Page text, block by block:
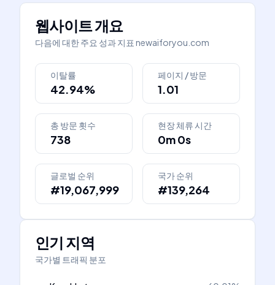
웹사이트 개요
다음에 대한 주요 성과 지표 newaiforyou.com
이탈률
42.94%
페이지 / 방문
1.01
총 방문 횟수
738
현장 체류 시간
0m 0s
글로벌 순위
#19,067,999
국가 순위
#139,264
인기 지역
국가별 트래픽 분포